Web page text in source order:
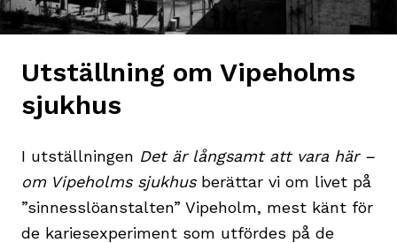
Utställning om Vipeholms
sjukhus
I utställningen Det är långsamt att vara här –
om Vipeholms sjukhusberättar vi om livet på
”sinnesslöanstalten” Vipeholm, mest känt för
de kariesexperiment som utfördes på de